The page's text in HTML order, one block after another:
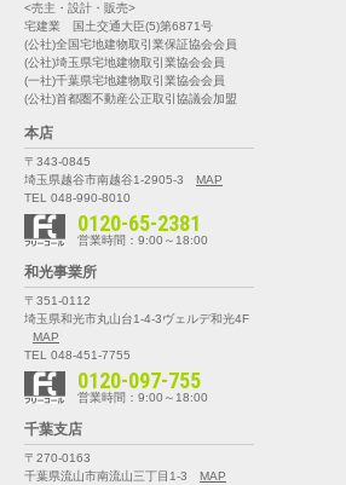
<売主・設計・販売>
宅建業 国土交通大臣(5)第6871号
(公社)全国宅地建物取引業保証協会会員
(公社)埼玉県宅地建物取引業協会会員
(一社)千葉県宅地建物取引業協会会員
(公社)首都圏不動産公正取引協議会加盟
本店
〒343-0845
埼玉県越谷市南越谷1-2905-3
MAP
TEL 048-990-8010
0120-65-2381
営業時間：9:00～18:00
和光事業所
〒351-0112
埼玉県和光市丸山台1-4-3ヴェルデ和光4F
MAP
TEL 048-451-7755
0120-097-755
営業時間：9:00～18:00
千葉支店
〒270-0163
千葉県流山市南流山三丁目1-3
MAP